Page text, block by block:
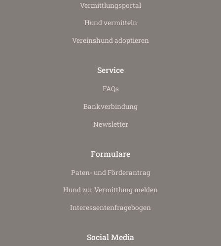
Vermittlungs­portal
Hund vermitteln
Vereinshund adoptieren
Service
FAQs
Bankverbindung
Newsletter
Formulare
Paten- und Förderantrag
Hund zur Vermittlung melden
Interessenten­fragebogen
Social Media